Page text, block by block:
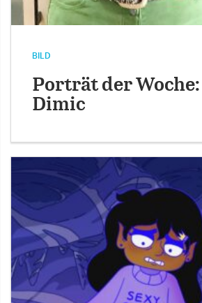
BILD
Porträt der
Dimic